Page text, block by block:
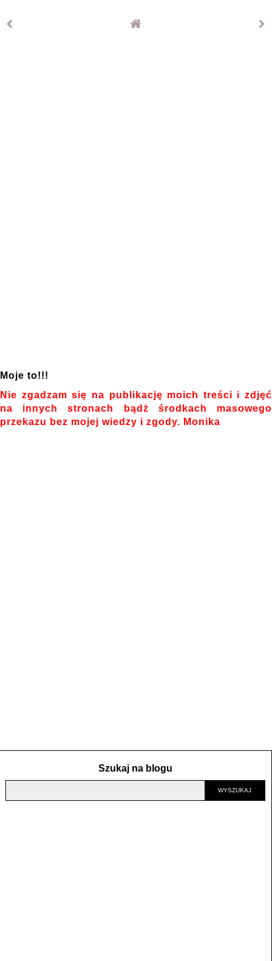
Moje to!!!
Nie zgadzam się na publikację moich treści i zdjęć
na innych stronach bądż środkach masowego
przekazu bez mojej wiedzy i zgody. Monika
Szukaj na blogu